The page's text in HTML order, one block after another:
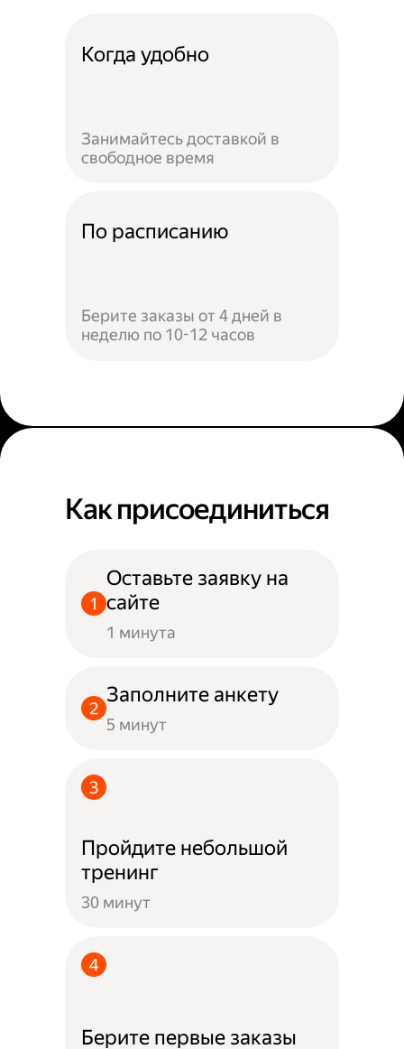
Когда удобно
Занимайтесь доставкой в
свободное время
По расписанию
Берите заказы от 4 дней в
неделю по 10-12 часов
Как присоединиться
Оставьте заявку на
сайте
1 минута
Заполните анкету
5 минут
Пройдите небольшой
тренинг
30 минут
Берите первые заказы